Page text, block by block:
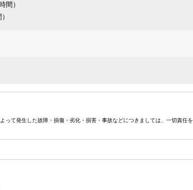
間）
て発生した故障・損傷・劣化・損害・事故などにつきましては、一切責任を